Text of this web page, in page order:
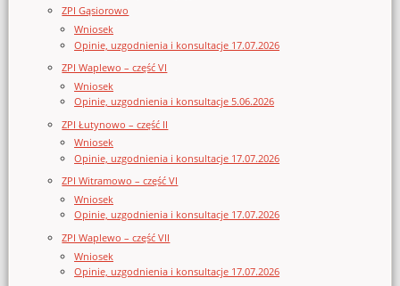
ZPI Gąsiorowo
Wniosek
Opinie, uzgodnienia i konsultacje 17.07.2026
ZPI Waplewo – część VI
Wniosek
Opinie, uzgodnienia i konsultacje 5.06.2026
ZPI Łutynowo – część II
Wniosek
Opinie, uzgodnienia i konsultacje 17.07.2026
ZPI Witramowo – część VI
Wniosek
Opinie, uzgodnienia i konsultacje 17.07.2026
ZPI Waplewo – część VII
Wniosek
Opinie, uzgodnienia i konsultacje 17.07.2026